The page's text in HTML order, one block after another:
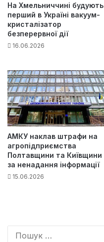
На Хмельниччині будують
перший в Україні вакуум-
кристалізатор
безперервної дії
16.06.2026
АМКУ наклав штрафи на
агропідприємства
Полтавщини та Київщини
за ненадання інформації
15.06.2026